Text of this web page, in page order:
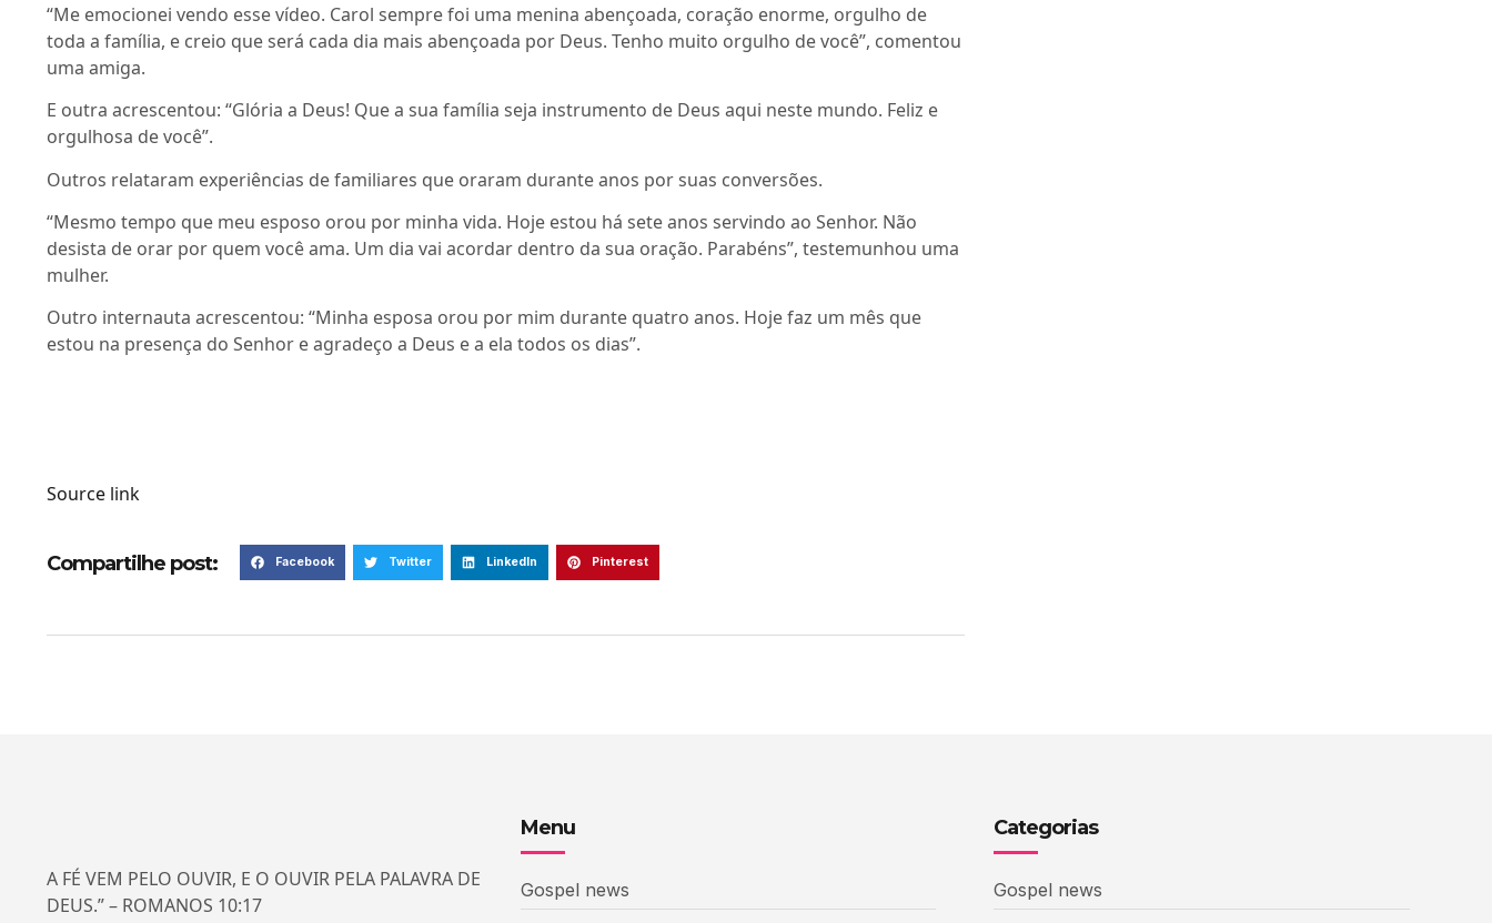
“Me emocionei vendo esse vídeo. Carol sempre foi uma menina abençoada, coração enorme, orgulho de
toda a família, e creio que será cada dia mais abençoada por Deus. Tenho muito orgulho de você”, comentou
uma amiga.
E outra acrescentou: “Glória a Deus! Que a sua família seja instrumento de Deus aqui neste mundo. Feliz e
orgulhosa de você”.
Outros relataram experiências de familiares que oraram durante anos por suas conversões.
“Mesmo tempo que meu esposo orou por minha vida. Hoje estou há sete anos servindo ao Senhor. Não
desista de orar por quem você ama. Um dia vai acordar dentro da sua oração. Parabéns”, testemunhou uma
mulher.
Outro internauta acrescentou: “Minha esposa orou por mim durante quatro anos. Hoje faz um mês que
estou na presença do Senhor e agradeço a Deus e a ela todos os dias”.
Source link
Compartilhe post: Facebook Twitter LinkedIn Pinterest
A FÉ VEM PELO OUVIR, E O OUVIR PELA PALAVRA DE
DEUS.” – ROMANOS 10:17
Menu
Gospel news
Categorias
Gospel news